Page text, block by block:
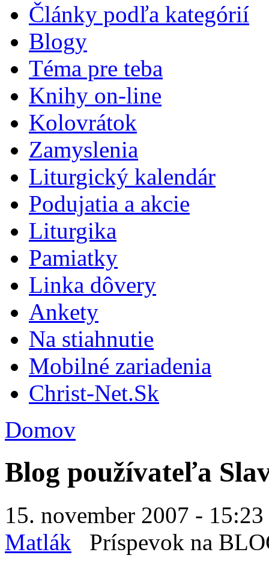
Články podľa kategórií
Blogy
Téma pre teba
Knihy on-line
Kolovrátok
Zamyslenia
Liturgický kalendár
Podujatia a akcie
Liturgika
Pamiatky
Linka dôvery
Ankety
Na stiahnutie
Mobilné zariadenia
Christ-Net.Sk
Domov
Blog používateľa
15. november 2007 -
Matlák Príspevok na